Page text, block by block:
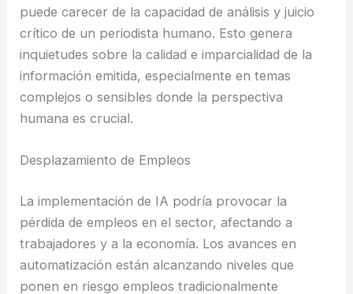
puede carecer de la capacidad de análisis y juicio
crítico de un periodista humano. Esto genera
inquietudes sobre la calidad e imparcialidad de la
información emitida, especialmente en temas
complejos o sensibles donde la perspectiva
humana es crucial.
Desplazamiento de Empleos
La implementación de IA podría provocar la
pérdida de empleos en el sector, afectando a
trabajadores y a la economía. Los avances en
automatización están alcanzando niveles que
ponen en riesgo empleos tradicionalmente